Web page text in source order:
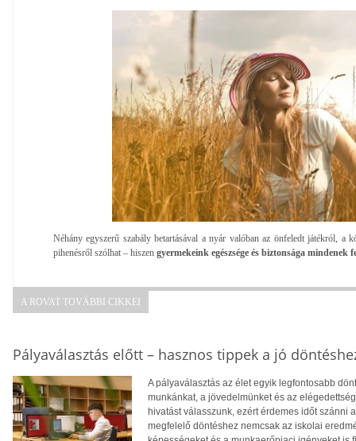
Néhány egyszerű szabály betartásával a nyár valóban az önfeledt játékról, a
pihenésről szólhat – hiszen gyermekeink egészsége és biztonsága mindenek
A ROVAT TOVÁBBI CIKKEI
Pályaválasztás előtt – hasznos tippek a jó
A pályaválasztás az élet egyik legfontosabb
munkánkat, a jövedelmünket és az
hivatást válasszunk, ezért érdemes időt szánni
megfelelő döntéshez nemcsak az iskolai